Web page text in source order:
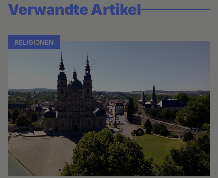
Verwandte Artikel
RELIGIONEN